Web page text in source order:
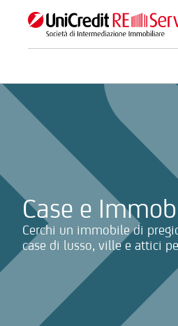
Case e
Cerchi un immobile di
case di lusso, ville e attici
La ricerca verrà inviata